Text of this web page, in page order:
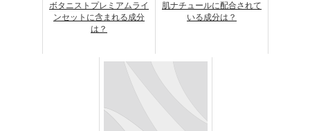
ボタニストプレミアムライ
ンセットに含まれる成分
は？
肌ナチュールに配合されて
いる成分は？